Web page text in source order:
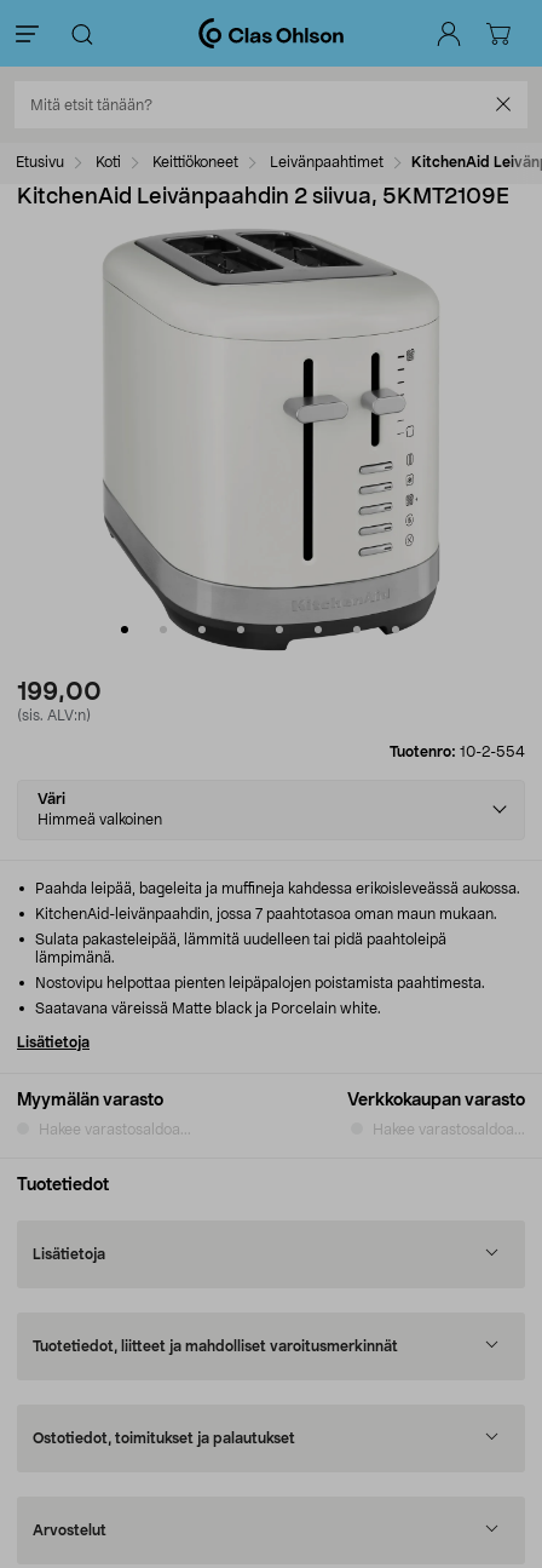
Etusivu Koti Keittiökoneet Leivänpaahtimet KitchenAid
KitchenAid Leivänpaahdin 2 siivua, 5KMT2109E
199,00
(sis. ALV:n)
Tuotenro: 10-2-554
Select
variant
Väri
Himmeä valkoinen
Myymälän varasto
Hakee varastosaldoa...
Verkkokaupan varasto
Hakee varastosaldoa...
Paahda leipää, bageleita ja muffineja kahdessa erikoisleveässä aukossa.
KitchenAid-leivänpaahdin, jossa 7 paahtotasoa oman maun mukaan.
Sulata pakasteleipää, lämmitä uudelleen tai pidä paahtoleipä
lämpimänä.
Nostovipu helpottaa pienten leipäpalojen poistamista paahtimesta.
Saatavana väreissä Matte black ja Porcelain white.
Lisätietoja
Tuotetiedot
Lisätietoja
Tuotetiedot, liitteet ja mahdolliset varoitusmerkinnät
Ostotiedot, toimitukset ja palautukset
Arvostelut